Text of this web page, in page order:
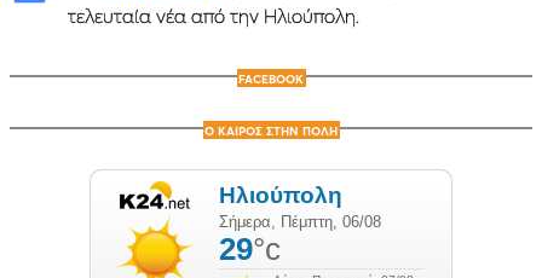
τελευταία νέα από την Ηλιούπολη.
FACEBOOK
Ο ΚΑΙΡΟΣ ΣΤΗΝ ΠΟΛΗ